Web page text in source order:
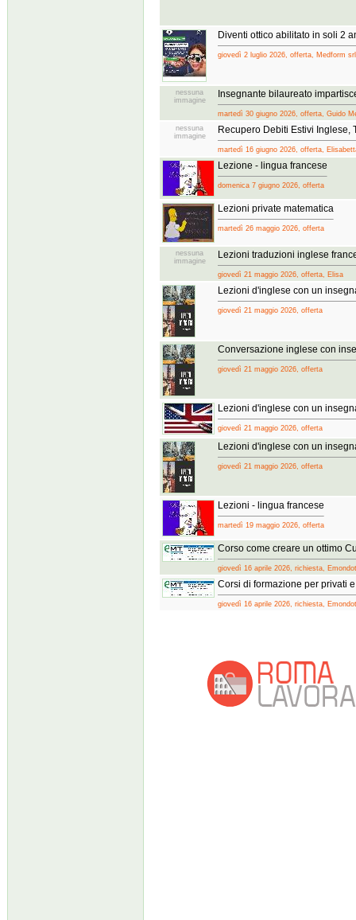
Diventi ottico abilitato in soli 2
giovedì 2 luglio 2026, offerta, Medform srl
nessuna
immagine
Insegnante bilaureato
martedì 30 giugno 2026, offerta, Guido
nessuna
immagine
Recupero Debiti Estivi Inglese,
martedì 16 giugno 2026, offerta,
Lezione - lingua francese
domenica 7 giugno 2026, offerta
Lezioni private matematica
martedì 26 maggio 2026, offerta
nessuna
immagine
Lezioni traduzioni inglese
giovedì 21 maggio 2026, offerta, Elisa
Lezioni d'inglese con un
giovedì 21 maggio 2026, offerta
Conversazione inglese con
giovedì 21 maggio 2026, offerta
Lezioni d'inglese con un
giovedì 21 maggio 2026, offerta
Lezioni d'inglese con un
giovedì 21 maggio 2026, offerta
Lezioni - lingua francese
martedì 19 maggio 2026, offerta
Corso come creare un ottimo
giovedì 16 aprile 2026, richiesta,
Corsi di formazione per privati
giovedì 16 aprile 2026, richiesta,